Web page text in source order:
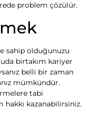
problem çözülür.
sahip olduğunuzu
birtakım kariyer
belli bir zaman
mümkündür.
tabi
hakkı kazanabilirsiniz.